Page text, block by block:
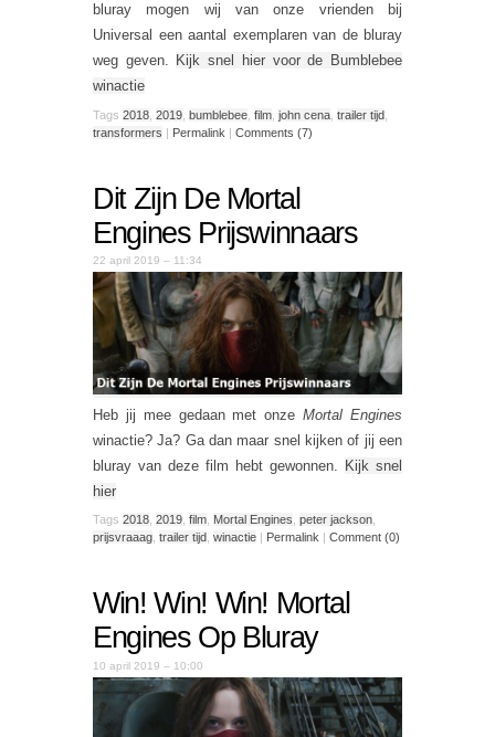
bluray mogen wij van onze vrienden bij
Universal een aantal exemplaren van de bluray
weg geven. Kijk snel hier voor de Bumblebee
winactie
Tags 2018 2019 bumblebee film john cena trailer tijd
transformers | Permalink | Comments (7)
Dit Zijn De Mortal
Engines Prijswinnaars
22 april 2019 – 11:34
Heb jij mee gedaan met onzeMortal Engines
winactie? Ja? Ga dan maar snel kijken of jij een
bluray van deze film hebt gewonnen. Kijk snel
hier
Tags 2018 2019 film Mortal Engines peter jackson
prijsvraaag trailer tijd winactie Permalink Comment (0)
Win! Win! Win! Mortal
Engines Op Bluray
10 april 2019 – 10:00